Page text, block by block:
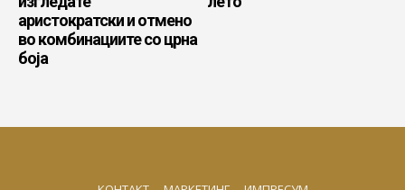
аристократски и отмено
во комбинациите со црна
боја